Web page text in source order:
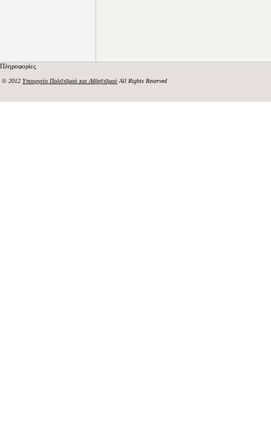
Πληροφορίες
© 2012 Υπουργείο Πολιτισμού και Αθλητισμού All Rights Reserved